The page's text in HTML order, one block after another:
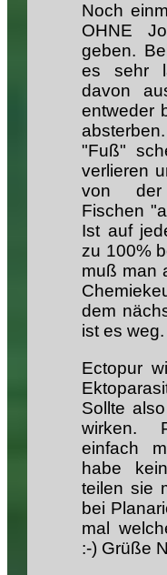
Noch
OHNE
geben.
es sehr
davon
entweder
"Fuß"
verlieren
von der
Fischen
Ist auf
zu 100%
muß man
dem
ist es weg.
Ectopur
Sollte
wirken.
einfach
habe
teilen sie
bei
mal
:-) Grüße